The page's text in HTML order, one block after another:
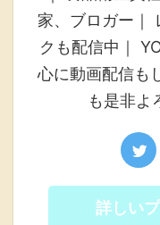
家、ブロガー｜
クも配信中｜
心に動画配信も
も是非よ
詳しい